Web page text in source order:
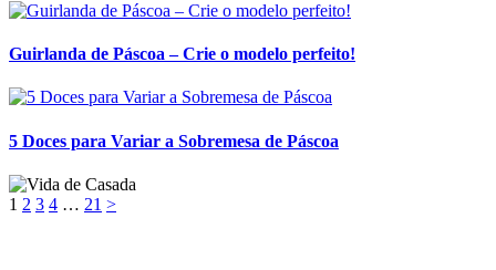
Guirlanda de Páscoa – Crie o modelo perfeito!
5 Doces para Variar a Sobremesa de Páscoa
1 2 3 4 … 21 >